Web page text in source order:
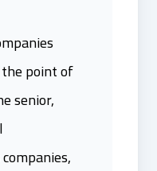
point of
senior,